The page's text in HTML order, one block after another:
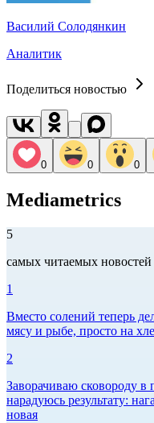
Василий Солодянкин
Аналитик
Поделиться новостью
0 0 0
Mediametrics
5
самых читаемых новостей
1
Вместо солений теперь
мясу и рыбе, просто на
2
Заворачиваю сковороду
нарадуюсь результату:
новая